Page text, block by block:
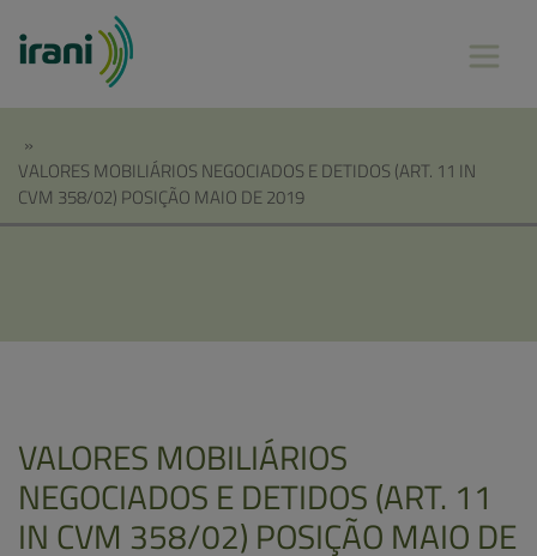
»
VALORES MOBILIÁRIOS NEGOCIADOS E DETIDOS (ART. 11 IN
CVM 358/02) POSIÇÃO MAIO DE 2019
VALORES MOBILIÁRIOS
NEGOCIADOS E DETIDOS (ART. 11
IN CVM 358/02) POSIÇÃO MAIO DE